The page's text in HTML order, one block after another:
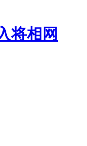
将相网